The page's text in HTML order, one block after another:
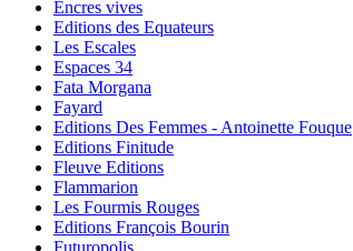
Encres vives
Editions des Equateurs
Les Escales
Espaces 34
Fata Morgana
Fayard
Editions Des Femmes - Antoinette Fouque
Editions Finitude
Fleuve Editions
Flammarion
Les Fourmis Rouges
Editions François Bourin
Futuropolis